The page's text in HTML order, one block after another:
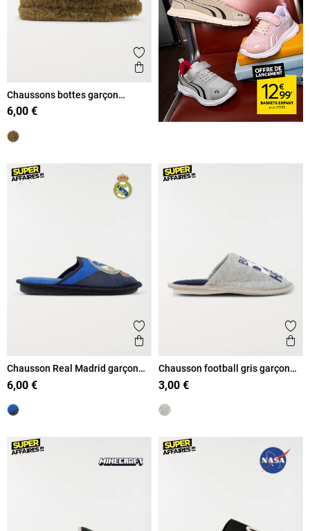
Ajouter aux favoris
Aperçu rapide
Chaussons bottes garçon
monstre (31-35)
6,00 €
Ajouter aux favoris
Aperçu rapide
Chausson Real Madrid garçon
(34-39)
6,00 €
Chausson football gris garçon
(31-35)
3,00 €